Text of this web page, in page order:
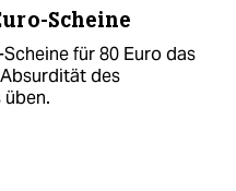
Scheine
für 80 Euro das
des